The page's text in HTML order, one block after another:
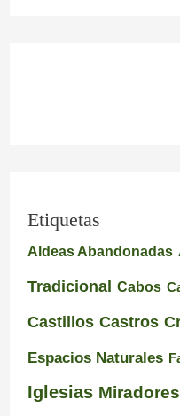
Etiquetas
Aldeas Abandonadas
Tradicional Cabos
Castillos Castros
Espacios Naturales
Iglesias Miradores